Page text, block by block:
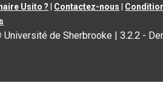
Usito ? Contactez-nous
Université de Sherbrooke |3.2.2 -